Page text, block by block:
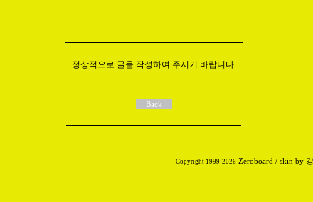
정상적으로 글을 작성하여 주시기 바랍니다.
Copyright 1999-2026 Zeroboard / skin by